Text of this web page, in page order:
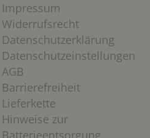
Impressum
Widerrufsrecht
Datenschutzerklärung
Datenschutzeinstellungen
AGB
Barrierefreiheit
Lieferkette
Hinweise zur